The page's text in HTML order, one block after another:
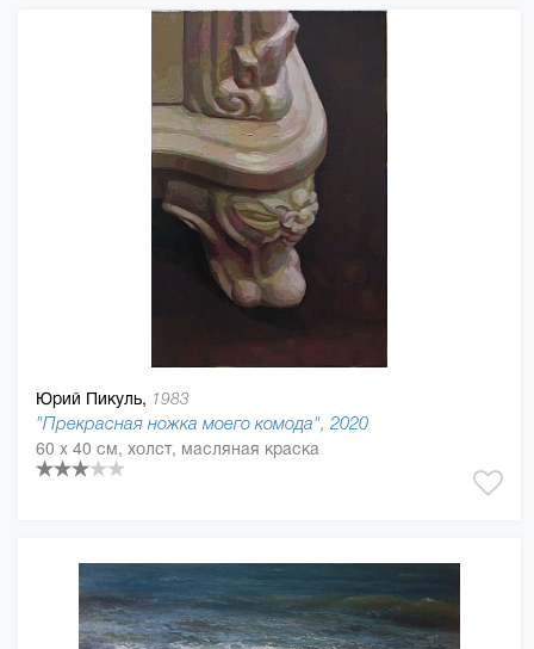
Юрий Пикуль, 1983
"Прекрасная ножка моего комода", 2020
60 x 40 см, холст, масляная краска